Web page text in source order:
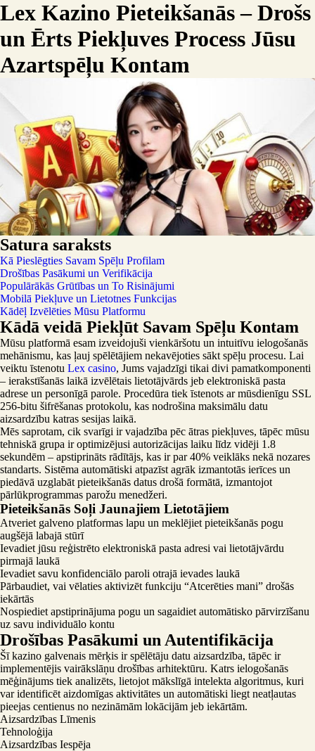
Lex Kazino Pieteikšanās – Drošs
un Ērts Piekļuves Process Jūsu
Azartspēļu Kontam
Satura saraksts
Kā Pieslēgties Savam Spēļu Profilam
Drošības Pasākumi un Verifikācija
Populārākās Grūtības un To Risinājumi
Mobilā Piekļuve un Lietotnes Funkcijas
Kādēļ Izvēlēties Mūsu Platformu
Kādā veidā Piekļūt Savam Spēļu Kontam
Mūsu platformā esam izveidojuši vienkāršotu un intuitīvu ielogošanās
mehānismu, kas ļauj spēlētājiem nekavējoties sākt spēļu procesu. Lai
veiktu īstenotu Lex casino, Jums vajadzīgi tikai divi pamatkomponenti
– ierakstīšanās laikā izvēlētais lietotājvārds jeb elektroniskā pasta
adrese un personīgā parole. Procedūra tiek īstenots ar mūsdienīgu SSL
256-bitu šifrēšanas protokolu, kas nodrošina maksimālu datu
aizsardzību katras sesijas laikā.
Mēs saprotam, cik svarīgi ir vajadzība pēc ātras piekļuves, tāpēc mūsu
tehniskā grupa ir optimizējusi autorizācijas laiku līdz vidēji 1.8
sekundēm – apstiprināts rādītājs, kas ir par 40% veiklāks nekā nozares
standarts. Sistēma automātiski atpazīst agrāk izmantotās ierīces un
piedāvā uzglabāt pieteikšanās datus drošā formātā, izmantojot
pārlūkprogrammas parožu menedžeri.
Pieteikšanās Soļi Jaunajiem Lietotājiem
Atveriet galveno platformas lapu un meklējiet pieteikšanās pogu
augšējā labajā stūrī
Ievadiet jūsu reģistrēto elektroniskā pasta adresi vai lietotājvārdu
pirmajā laukā
Ievadiet savu konfidenciālo paroli otrajā ievades laukā
Pārbaudiet, vai vēlaties aktivizēt funkciju “Atcerēties mani” drošās
iekārtās
Nospiediet apstiprinājuma pogu un sagaidiet automātisko pārvirzīšanu
uz savu individuālo kontu
Drošības Pasākumi un Autentifikācija
Šī kazino galvenais mērķis ir spēlētāju datu aizsardzība, tāpēc ir
implementējis vairākslāņu drošības arhitektūru. Katrs ielogošanās
mēģinājums tiek analizēts, lietojot mākslīgā intelekta algoritmus, kuri
var identificēt aizdomīgas aktivitātes un automātiski liegt neatļautas
pieejas centienus no nezināmām lokācijām jeb iekārtām.
Aizsardzības Līmenis
Tehnoloģija
Aizsardzības Iespēja